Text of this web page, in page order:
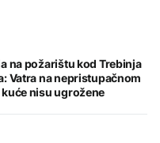
na požarištu kod Trebinja
Vatra na nepristupačnom
nisu ugrožene